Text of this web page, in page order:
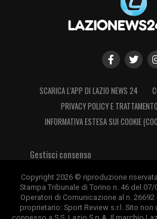
SCARICA L’APP DI LAZIO NEWS 24
PRIVACY POLICY E
INFORMATIVA ESTESA SUI COOKIE
Gestisci consenso
Copyright 2026 © riproduzione
Stampa Tribunale di Torino n. 46 del
Operatori di Comunicazione al n. 26692
proprietario: Sport Review s.r.l. Sito